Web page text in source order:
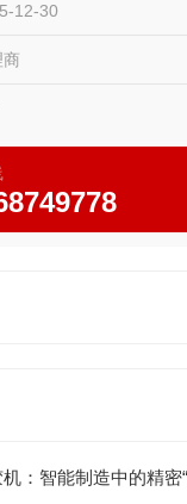
12-30
：智能制造中的精密